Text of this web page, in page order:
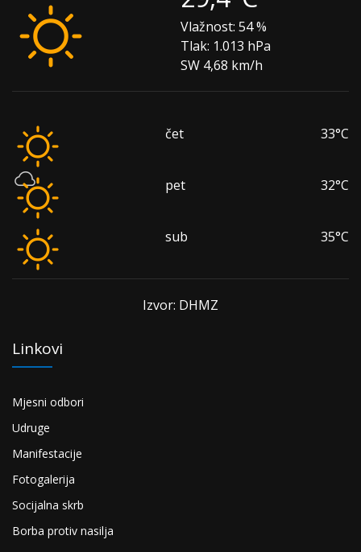
Vlažnost: 54 %
Tlak: 1.013 hPa
SW 4,68 km/h
čet 33°C
pet 32°C
sub 35°C
Izvor: DHMZ
Linkovi
Mjesni odbori
Udruge
Manifestacije
Fotogalerija
Socijalna skrb
Borba protiv nasilja